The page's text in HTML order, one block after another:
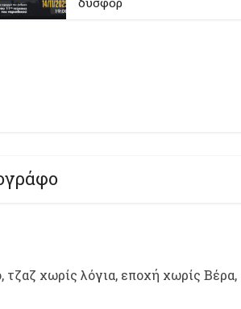
χωρίς λόγια, εποχή χωρίς Βέρα,